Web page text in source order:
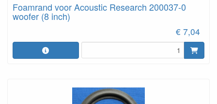
Foamrand voor Acoustic Research 200037-0
woofer (8 inch)
€ 7,04